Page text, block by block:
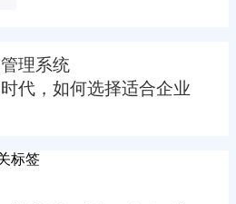
理系统
代，如何选择适合企业
标签